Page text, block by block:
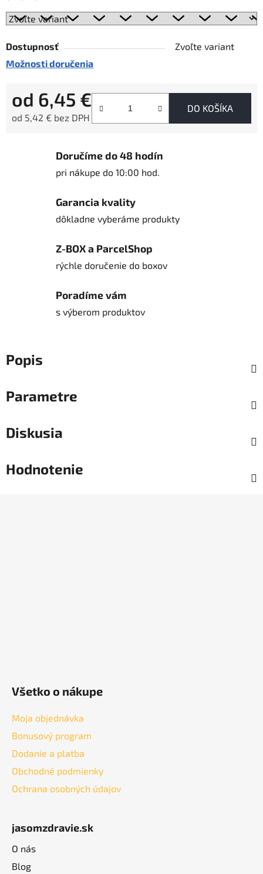
Dostupnosť
Zvoľte variant
Možnosti doručenia
od 6,45 €
od 5,42 € bez DPH
DO KOŠÍKA
Doručíme do 48 hodín
pri nákupe do 10:00 hod.
Garancia kvality
dôkladne vyberáme produkty
Z-BOX a ParcelShop
rýchle doručenie do boxov
Poradíme vám
s výberom produktov
Popis
Parametre
Diskusia
Hodnotenie
Všetko o nákupe
Moja objednávka
Bonusový program
Dodanie a platba
Obchodné podmienky
Ochrana osobných údajov
jasomzdravie.sk
O nás
Blog